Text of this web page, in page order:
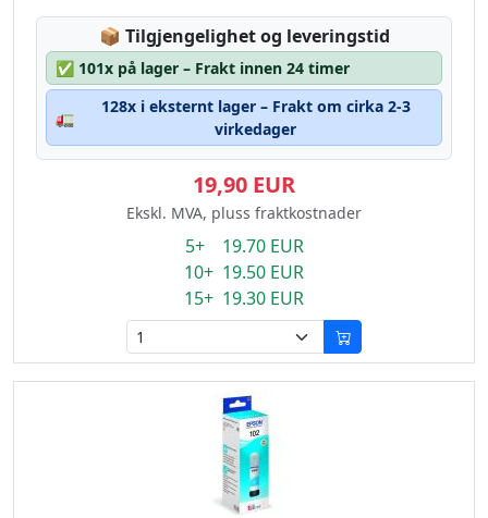
📦 Lagerstatus:
Tilgjengelighet og leveringstid
✅ 101x på lager – Frakt innen 24 timer
🚛
128x i eksternt lager – Frakt om cirka 2-3
virkedager
19,90 EUR
Ekskl. MVA, pluss fraktkostnader
5+ 19.70 EUR
10+ 19.50 EUR
15+ 19.30 EUR